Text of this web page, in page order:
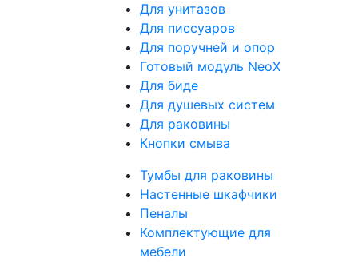
Для унитазов
Для писсуаров
Для поручней и опор
Готовый модуль NeoX
Для биде
Для душевых систем
Для раковины
Кнопки смыва
Тумбы для раковины
Настенные шкафчики
Пеналы
Комплектующие для
мебели